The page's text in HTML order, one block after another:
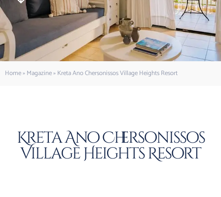
Home»Magazine»Kreta Ano Chersonissos Village Heights Resort
Kreta Ano Chersonissos
Village Heights Resort